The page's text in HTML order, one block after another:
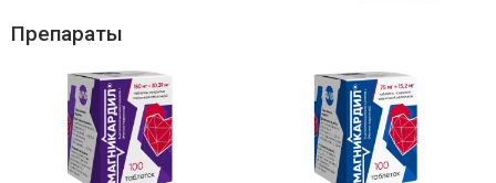
Препараты